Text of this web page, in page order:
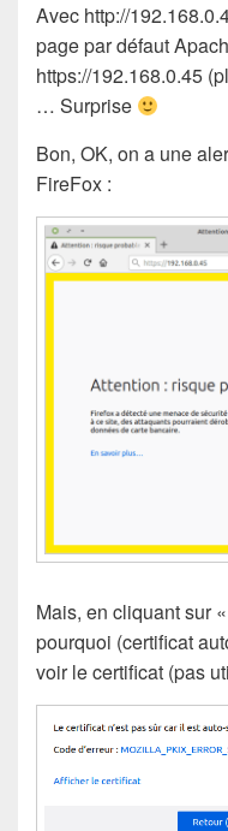
Avec http://
page par défaut
https://192.168.0.45
… Surprise
Bon, OK, on a une
FireFox :
Mais, en cliquant sur
pourquoi (certificat
voir le certificat (pas